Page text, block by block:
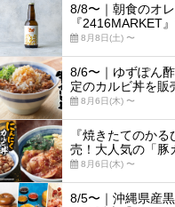
8/8〜｜朝食のオ
『2416MARKET
8月8日(土) 〜
8/6〜｜ゆずぽん
定のカルビ丼を販
8月6日(木) 〜
『焼きたてのか
売！大人気の「豚
8月6日(木) 〜
8/5〜｜沖縄県産